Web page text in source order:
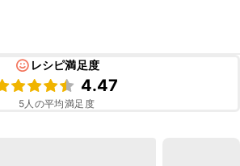
レシピ満足度
4.47
5人の平均満足度